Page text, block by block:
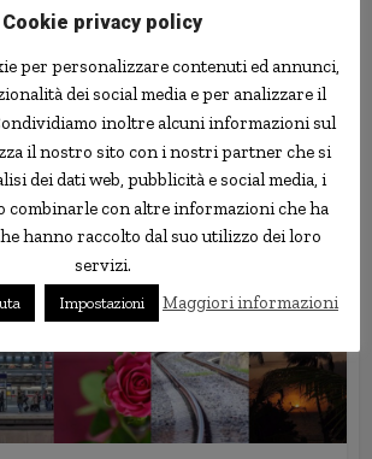
5 Agosto 2006
Cookie privacy policy
per personalizzare contenuti ed annunci,
dei social media e per analizzare il
inoltre alcuni informazioni sul
il nostro sito con i nostri partner che si
dei dati web, pubblicità e social media, i
combinarle con altre informazioni che ha
hanno raccolto dal suo utilizzo dei loro
servizi.
Impostazioni Maggiori informazioni